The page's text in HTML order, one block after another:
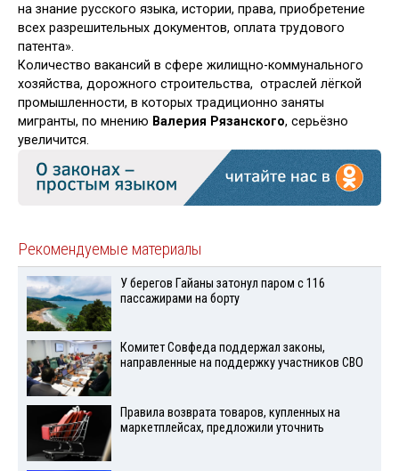
на знание русского языка, истории, права, приобретение
всех разрешительных документов, оплата трудового
патента».
Количество вакансий в сфере жилищно-коммунального
хозяйства, дорожного строительства, отраслей лёгкой
промышленности, в которых традиционно заняты
мигранты, по мнению Валерия Рязанского, серьёзно
увеличится.
Рекомендуемые материалы
У берегов Гайаны затонул паром с 116
пассажирами на борту
Комитет Совфеда поддержал законы,
направленные на поддержку участников СВО
Правила возврата товаров, купленных на
маркетплейсах, предложили уточнить